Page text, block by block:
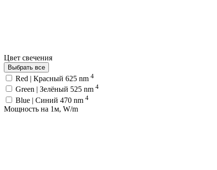
Цвет свечения
Выбрать все
Red | Красный 625 nm 4
Green | Зелёный 525 nm 4
Blue | Синий 470 nm 4
Мощность на 1м, W/m